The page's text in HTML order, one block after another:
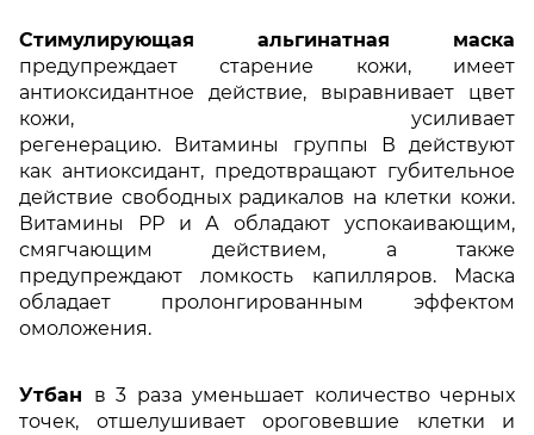
Стимулирующая альгинатная маска
предупреждает старение кожи, имеет
антиоксидантное действие, выравнивает цвет
кожи, усиливает
регенерацию. Витамины группы В действуют
как антиоксидант, предотвращают губительное
действие свободных радикалов на клетки кожи.
Витамины РР и А обладают успокаивающим,
смягчающим действием, а также
предупреждают ломкость капилляров. Маска
обладает пролонгированным эффектом
омоложения.
Утбан в 3 раза уменьшает количество черных
точек, отшелушивает ороговевшие клетки и